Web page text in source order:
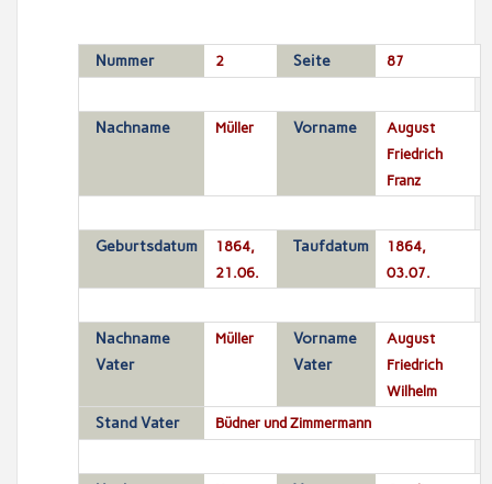
Nummer 2 Seite 87
Nachname Müller Vorname
August
Friedrich
Franz
Geburtsdatum
1864,
21.06.
Taufdatum
1864,
03.07.
Nachname
Vater
Müller
Vorname
Vater
August
Friedrich
Wilhelm
Stand Vater Büdner und Zimmermann